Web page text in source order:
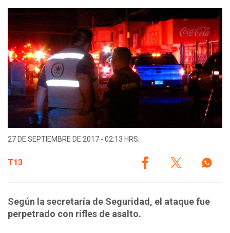
27 DE SEPTIEMBRE DE 2017 - 02:13 HRS.
T13
Según la secretaría de Seguridad, el ataque fue
perpetrado con rifles de asalto.